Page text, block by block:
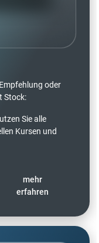
oder
Stock:
Sie alle
Kursen und
mehr
erfahren